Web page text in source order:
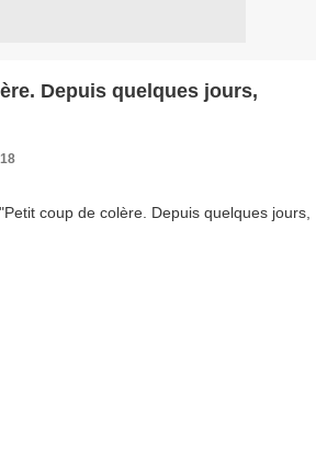
Depuis quelques jours,